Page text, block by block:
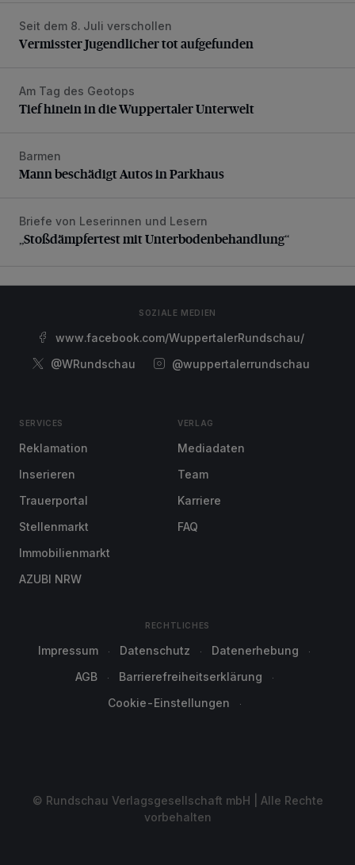
Vermisster Jugendlicher tot aufgefunden
Seit dem 8. Juli verschollen
Vermisster Jugendlicher tot aufgefunden
Tief hinein in die Wuppertaler Unterwelt
Am Tag des Geotops
Tief hinein in die Wuppertaler Unterwelt
Mann beschädigt Autos in Parkhaus
Barmen
Mann beschädigt Autos in Parkhaus
„Stoßdämpfertest mit Unterbodenbehandlung“
Briefe von Leserinnen und Lesern
„Stoßdämpfertest mit Unterbodenbehandlung“
SOZIALE MEDIEN
www.facebook.com/WuppertalerRundschau/
@WRundschau
@wuppertalerrundschau
SERVICES
Reklamation
Inserieren
Trauerportal
Stellenmarkt
Immobilienmarkt
AZUBI NRW
VERLAG
Mediadaten
Team
Karriere
FAQ
RECHTLICHES
Impressum Datenschutz
Datenerhebung
AGB
Barrierefreiheitserklärung
Cookie-Einstellungen
© Rundschau Verlagsgesellschaft mbH | Alle Rechte
vorbehalten